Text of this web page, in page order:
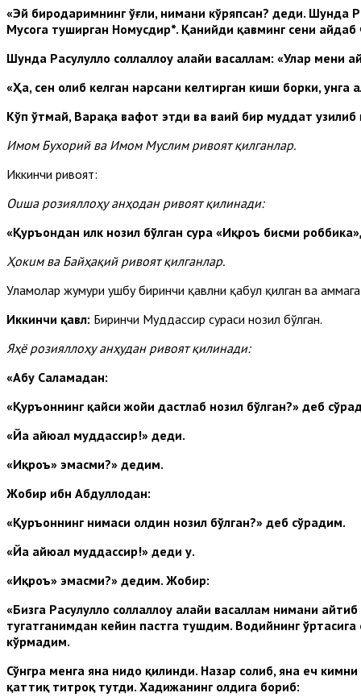
«Эй биродаримнинг ўғли, нимани кўряпсан? деди. Шунда
Мусога туширган Номусдир*. Қанийди қавминг сени айдаб
Шунда Расулулло соллаллоу алайи васаллам: «Улар мени
«Ҳа, сен олиб келган нарсани келтирган киши борки,
Кўп ўтмай, Варақа вафот этди ва ваҳий бир муддат узилиб
Имом Бухорий ва Имом Муслим ривоятқилганлар.
Иккинчи ривоят:
Ouшa розияллоҳу анҳодан ривоят қилинади:
«Қуръондан илк нозил бўлган сура «Иқроъ бисми
Ҳoкuм ва Байҳақий ривоят қилганлар.
Уламолар жумҳури ушбу биринчи қавлни қабул қилган ва
Иккинчи қавл: Биринчи Муддассир сураси нозил бўл­ган.
Яҳё розияллоҳу анҳудан ривоят қилинади:
«Абу Саламадан:
«Қуръоннинг қайси жойи дастлаб нозил бўлган?» деб
«Йа айюҳал муддассир!» деди.
«Иқроъ» эмасми?» дедим.
Жобир ибн Абдуллоҳдан:
«Қуръоннинг нимаси олдин нозил бўлган?» деб сў­радим.
«Йа айюал муддассир!» деди у.
«Иқроъ» эмасми?» дедим. Жобир:
«Бизга Расулулло соллаллоу алайи васаллам нимани айтиб
тугатганимдан кейин пастга тушдим. Водийнинг ў
кўрмадим.
Сўнгра менга яна нидо қилинди. Назар солиб, яна еч кимни
қаттиқтитроқтутди. Хадижанинг олдига бориб: